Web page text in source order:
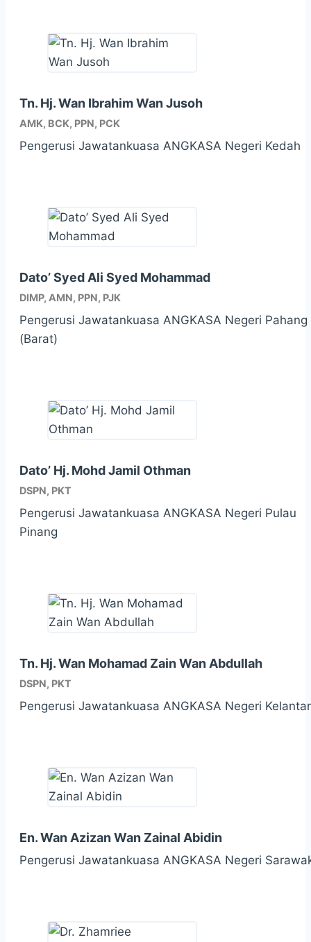
Tn. Hj. Wan Ibrahim Wan Jusoh
AMK, BCK, PPN, PCK
Pengerusi Jawatankuasa ANGKASA Negeri Kedah
Dato’ Syed Ali Syed Mohammad
DIMP, AMN, PPN, PJK
Pengerusi Jawatankuasa ANGKASA Negeri Pahang
(Barat)
Dato’ Hj. Mohd Jamil Othman
DSPN, PKT
Pengerusi Jawatankuasa ANGKASA Negeri Pulau
Pinang
Tn. Hj. Wan Mohamad Zain Wan Abdullah
DSPN, PKT
Pengerusi Jawatankuasa ANGKASA Negeri
En. Wan Azizan Wan Zainal Abidin
Pengerusi Jawatankuasa ANGKASA Negeri